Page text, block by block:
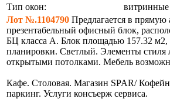
Тип окон:
витринные
Лот №.1104790 Предлагается в прямую
презентабельный офисный блок,
БЦ класса А. Блок площадью 157.32 м2,
планировки. Светлый. Элементы стиля
открытыми потолками. Мебель
Кафе. Столовая. Магазин SPAR/
паркинг. Услуги консъерж сервиса.